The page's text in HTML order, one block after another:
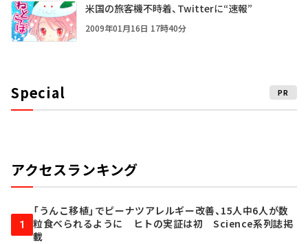
米国の旅客機不時着、Twitterに“速報”
2009年01月16日 17時40分
Special PR
アクセスランキング
1
「うんこ移植」でピーナツアレルギー改善、15人中6人が数
粒食べられるように ヒトの実証は初 Science系列誌掲
載